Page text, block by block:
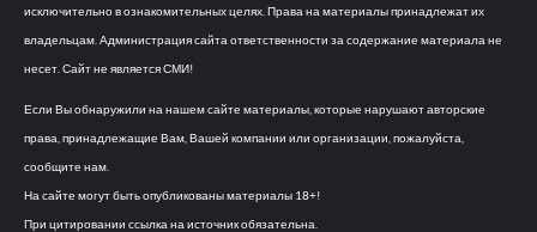
исключительно в ознакомительных целях. Права на материалы принадлежат их
владельцам. Администрация сайта ответственности за содержание материала не
несет. Сайт не является СМИ!
Если Вы обнаружили на нашем сайте материалы, которые нарушают авторские
права, принадлежащие Вам, Вашей компании или организации, пожалуйста,
сообщите нам.
На сайте могут быть опубликованы материалы 18+!
При цитировании ссылка на источник обязательна.